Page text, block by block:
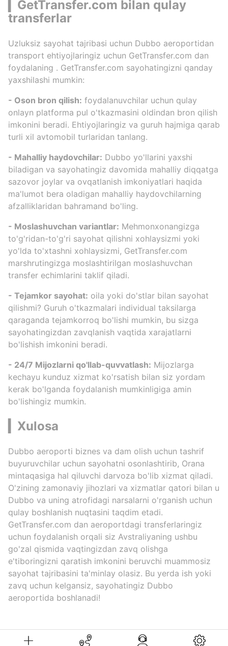
▎GetTransfer.com bilan qulay
transferlar
Uzluksiz sayohat tajribasi uchun Dubbo aeroportidan
transport ehtiyojlaringiz uchun GetTransfer.com dan
foydalaning . GetTransfer.com sayohatingizni qanday
yaxshilashi mumkin:
- Oson bron qilish: foydalanuvchilar uchun qulay
onlayn platforma pul o'tkazmasini oldindan bron qilish
imkonini beradi. Ehtiyojlaringiz va guruh hajmiga qarab
turli xil avtomobil turlaridan tanlang.
- Mahalliy haydovchilar: Dubbo yo'llarini yaxshi
biladigan va sayohatingiz davomida mahalliy diqqatga
sazovor joylar va ovqatlanish imkoniyatlari haqida
ma'lumot bera oladigan mahalliy haydovchilarning
afzalliklaridan bahramand bo'ling.
- Moslashuvchan variantlar: Mehmonxonangizga
to'g'ridan-to'g'ri sayohat qilishni xohlaysizmi yoki
yo'lda to'xtashni xohlaysizmi, GetTransfer.com
marshrutingizga moslashtirilgan moslashuvchan
transfer echimlarini taklif qiladi.
- Tejamkor sayohat: oila yoki do'stlar bilan sayohat
qilishmi? Guruh o'tkazmalari individual taksilarga
qaraganda tejamkorroq bo'lishi mumkin, bu sizga
sayohatingizdan zavqlanish vaqtida xarajatlarni
bo'lishish imkonini beradi.
- 24/7 Mijozlarni qo'llab-quvvatlash: Mijozlarga
kechayu kunduz xizmat ko'rsatish bilan siz yordam
kerak bo'lganda foydalanish mumkinligiga amin
bo'lishingiz mumkin.
▎Xulosa
Dubbo aeroporti biznes va dam olish uchun tashrif
buyuruvchilar uchun sayohatni osonlashtirib, Orana
mintaqasiga hal qiluvchi darvoza bo'lib xizmat qiladi.
O'zining zamonaviy jihozlari va xizmatlar qatori bilan u
Dubbo va uning atrofidagi narsalarni o'rganish uchun
qulay boshlanish nuqtasini taqdim etadi.
GetTransfer.com dan aeroportdagi transferlaringiz
uchun foydalanish orqali siz Avstraliyaning ushbu
go'zal qismida vaqtingizdan zavq olishga
e'tiboringizni qaratish imkonini beruvchi muammosiz
sayohat tajribasini ta'minlay olasiz. Bu yerda ish yoki
zavq uchun kelgansiz, sayohatingiz Dubbo
aeroportida boshlanadi!